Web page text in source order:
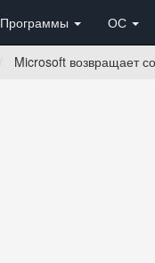
Программы ОС
Microsoft возвращает